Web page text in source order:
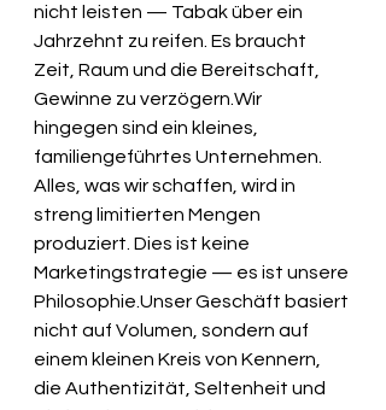
nicht leisten — Tabak über ein
Jahrzehnt zu reifen. Es braucht
Zeit, Raum und die Bereitschaft,
Gewinne zu verzögern.Wir
hingegen sind ein kleines,
familiengeführtes Unternehmen.
Alles, was wir schaffen, wird in
streng limitierten Mengen
produziert. Dies ist keine
Marketingstrategie — es ist unsere
Philosophie.Unser Geschäft basiert
nicht auf Volumen, sondern auf
einem kleinen Kreis von Kennern,
die Authentizität, Seltenheit und